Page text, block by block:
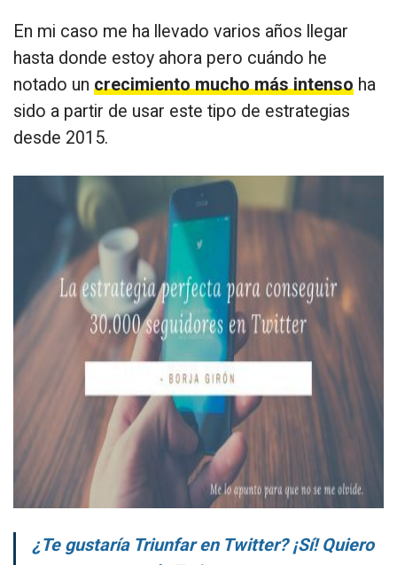
En mi caso me ha llevado varios años llegar
hasta donde estoy ahora pero cuándo he
notado un crecimiento mucho más intenso ha
sido a partir de usar este tipo de estrategias
desde 2015.
¿Te gustaría Triunfar en Twitter? ¡Sí! Quiero